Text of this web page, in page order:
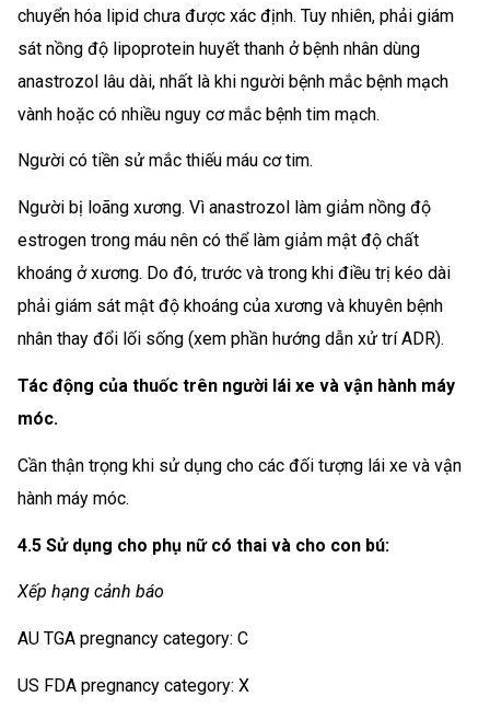
chuyển hóa lipid chưa được xác định. Tuy nhiên, phải giám
sát nồng độ lipoprotein huyết thanh ở bệnh nhân dùng
anastrozol lâu dài, nhất là khi người bệnh mắc bệnh mạch
vành hoặc có nhiều nguy cơ mắc bệnh tim mạch.
Người có tiền sử mắc thiếu máu cơ tim.
Người bị loãng xương. Vì anastrozol làm giảm nồng độ
estrogen trong máu nên có thể làm giảm mật độ chất
khoáng ở xương. Do đó, trước và trong khi điều trị kéo dài
phải giám sát mật độ khoáng của xương và khuyên bệnh
nhân thay đổi lối sống (xem phần hướng dẫn xử trí ADR).
Tác động của thuốc trên người lái xe và vận hành máy
móc.
Cần thận trọng khi sử dụng cho các đối tượng lái xe và vận
hành máy móc.
4.5 Sử dụng cho phụ nữ có thai và cho con bú:
Xếp hạng cảnh báo
AU TGA pregnancy category: C
US FDA pregnancy category: X